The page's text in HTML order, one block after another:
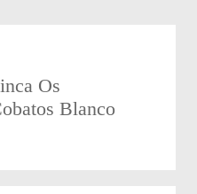
Os
Blanco